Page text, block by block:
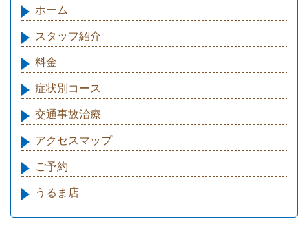
ホーム
スタッフ紹介
料金
症状別コース
交通事故治療
アクセスマップ
ご予約
うるま店